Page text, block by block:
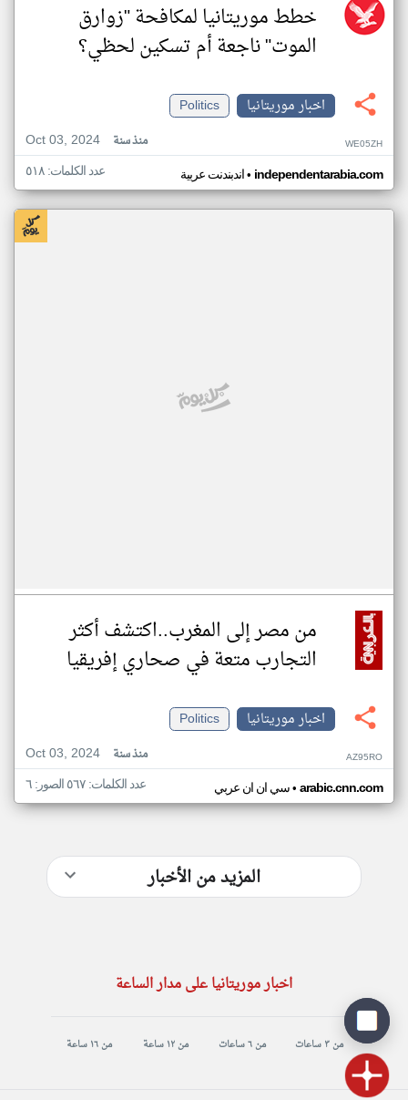
خطط موريتانيا لمكافحة "زوارق
الموت" ناجعة أم تسكين لحظي؟
اخبار موريتانيا
Politics
Oct 03, 2024
منذ سنة WE05ZH
اندبندنت عربية• independentarabia.com عدد الكلمات: ٥١٨
من مصر إلى المغرب..اكتشف أكثر
التجارب متعة في صحاري إفريقيا
اخبار موريتانيا
Politics
Oct 03, 2024
منذ سنة AZ95RO
سي ان ان عربي• arabic.cnn.com عدد الكلمات: ٥٦٧ الصور: ٦
المزيد من الأخبار
اخبار موريتانيا على مدار الساعة
من ٣ ساعات من ٦ ساعات من ١٢ ساعة من ١٦ ساعة